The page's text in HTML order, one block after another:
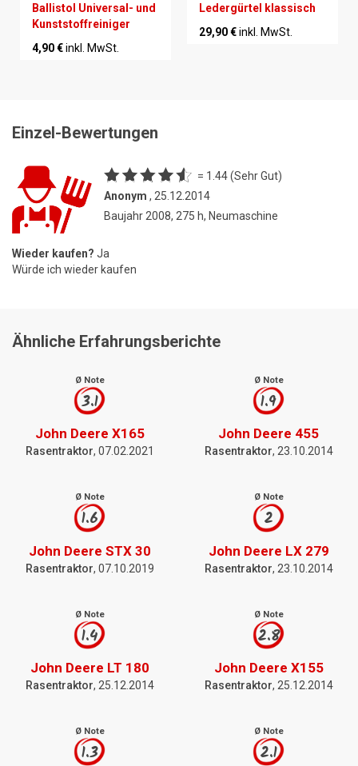
Ballistol Universal- und
Kunststoffreiniger
4,90 €inkl. MwSt.
Ledergürtel klassisch
29,90 €inkl. MwSt.
Einzel-Bewertungen
= 1.44 (Sehr Gut)
Anonym , 25.12.2014
Baujahr 2008, 275 h, Neumaschine
Wieder kaufen? Ja
Würde ich wieder kaufen
Ähnliche Erfahrungsberichte
Ø Note
3.1
John Deere X165
Rasentraktor, 07.02.2021
Ø Note
1.9
John Deere 455
Rasentraktor, 23.10.2014
Ø Note
1.6
John Deere STX 30
Rasentraktor, 07.10.2019
Ø Note
2
John Deere LX 279
Rasentraktor, 23.10.2014
Ø Note
1.4
John Deere LT 180
Rasentraktor, 25.12.2014
Ø Note
2.8
John Deere X155
Rasentraktor, 25.12.2014
Ø Note
1.3
Ø Note
2.1